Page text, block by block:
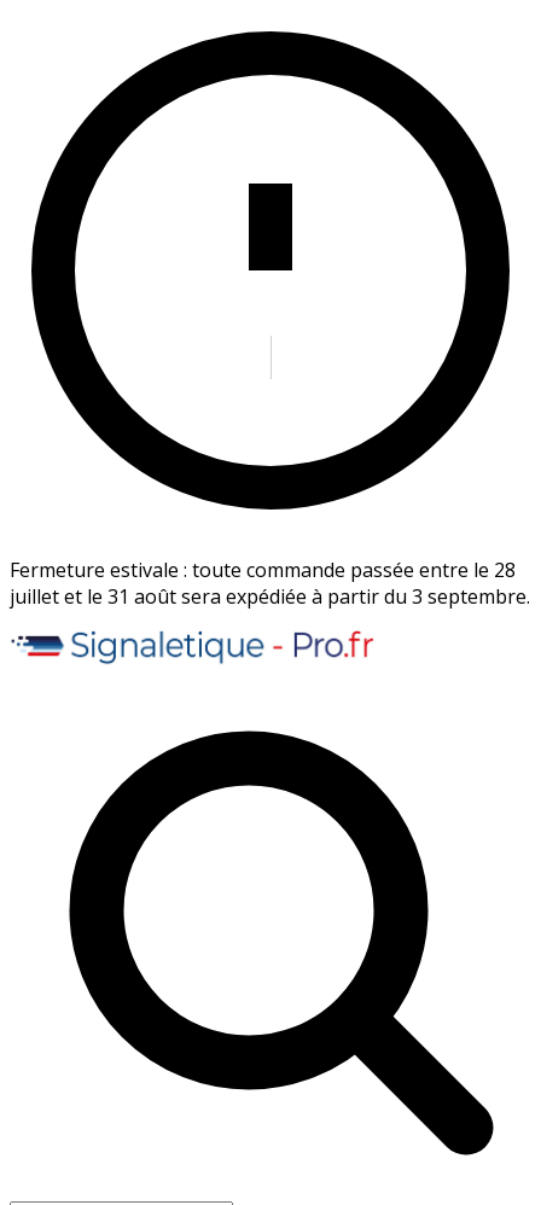
Fermeture estivale : toute commande passée entre le 28
juillet et le 31 août sera expédiée à partir du 3 septembre.